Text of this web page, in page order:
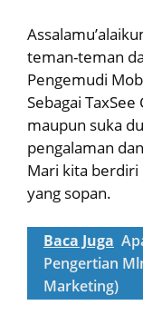
teman-teman
Pengemudi
Sebagai
maupun suka
pengalaman
Mari kita berdiri
yang sopan.
Baca Juga
Pengertian
Marketing)